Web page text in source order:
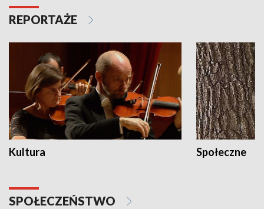
REPORTAŻE
Kultura Społeczne
SPOŁECZEŃSTWO